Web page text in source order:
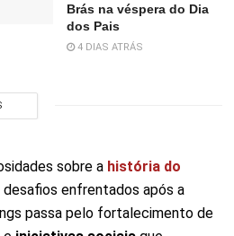
Brás na véspera do Dia
dos Pais
4 DIAS ATRÁS
sobre a história do
desafios enfrentados após a
passa pelo fortalecimento de